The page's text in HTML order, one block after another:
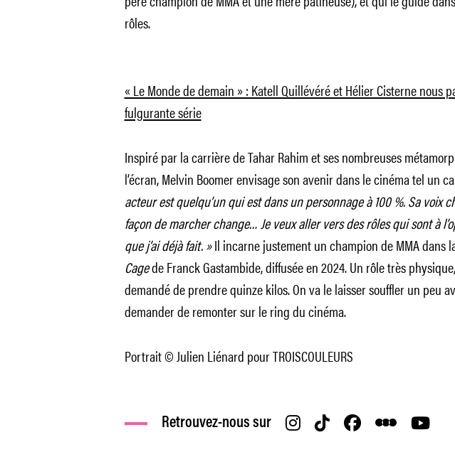
rôles.
« Le Monde de demain » : Katell Quillévéré et Hélier Cisterne nous
fulgurante série
Inspiré par la carrière de Tahar Rahim et ses nombreuses
l’écran, Melvin Boomer envisage son avenir dans le cinéma tel un
acteur est quelqu’un qui est dans un personnage à 100 %. Sa voix
façon de marcher change… Je veux aller vers des rôles qui sont à
que j’ai déjà fait. »Il incarne justement un champion de MMA dans
Cagede Franck Gastambide, diffusée en 2024. Un rôle très
demandé de prendre quinze kilos. On va le laisser souffler un peu
demander de remonter sur le ring du cinéma.
Portrait © Julien Liénard pour TROISCOULEURS
Retrouvez-nous sur